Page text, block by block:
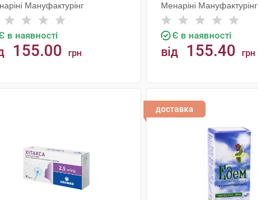
Мануфактурінг
в наявності
155.00 грн
Менаріні Мануфактурінг
Є в наявності
від 155.40 грн
доставка